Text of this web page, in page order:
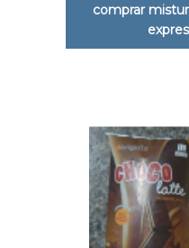
comprar